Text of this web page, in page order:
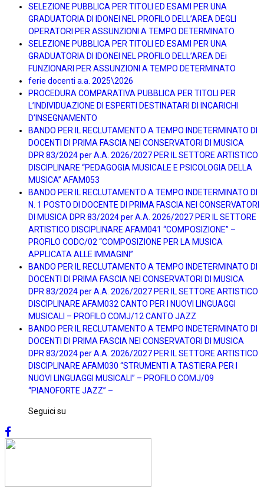
SELEZIONE PUBBLICA PER TITOLI ED ESAMI PER UNA
GRADUATORIA DI IDONEI NEL PROFILO DELL’AREA DEGLI
OPERATORI PER ASSUNZIONI A TEMPO DETERMINATO
SELEZIONE PUBBLICA PER TITOLI ED ESAMI PER UNA
GRADUATORIA DI IDONEI NEL PROFILO DELL’AREA DEi
FUNZIONARI PER ASSUNZIONI A TEMPO DETERMINATO
ferie docenti a.a. 2025\2026
PROCEDURA COMPARATIVA PUBBLICA PER TITOLI PER
L’INDIVIDUAZIONE DI ESPERTI DESTINATARI DI INCARICHI
D’INSEGNAMENTO
BANDO PER IL RECLUTAMENTO A TEMPO INDETERMINATO DI
DOCENTI DI PRIMA FASCIA NEI CONSERVATORI DI MUSICA
DPR 83/2024 per A.A. 2026/2027 PER IL SETTORE ARTISTICO
DISCIPLINARE “PEDAGOGIA MUSICALE E PSICOLOGIA DELLA
MUSICA” AFAM053
BANDO PER IL RECLUTAMENTO A TEMPO INDETERMINATO DI
N. 1 POSTO DI DOCENTE DI PRIMA FASCIA NEI CONSERVATORI
DI MUSICA DPR 83/2024 per A.A. 2026/2027 PER IL SETTORE
ARTISTICO DISCIPLINARE AFAM041 “COMPOSIZIONE” –
PROFILO CODC/02 “COMPOSIZIONE PER LA MUSICA
APPLICATA ALLE IMMAGINI”
BANDO PER IL RECLUTAMENTO A TEMPO INDETERMINATO DI
DOCENTI DI PRIMA FASCIA NEI CONSERVATORI DI MUSICA
DPR 83/2024 per A.A. 2026/2027 PER IL SETTORE ARTISTICO
DISCIPLINARE AFAM032 CANTO PER I NUOVI LINGUAGGI
MUSICALI – PROFILO COMJ/12 CANTO JAZZ
BANDO PER IL RECLUTAMENTO A TEMPO INDETERMINATO DI
DOCENTI DI PRIMA FASCIA NEI CONSERVATORI DI MUSICA
DPR 83/2024 per A.A. 2026/2027 PER IL SETTORE ARTISTICO
DISCIPLINARE AFAM030 “STRUMENTI A TASTIERA PER I
NUOVI LINGUAGGI MUSICALI” – PROFILO COMJ/09
“PIANOFORTE JAZZ” –
Seguici su